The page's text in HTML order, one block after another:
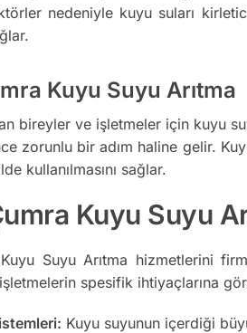
nedeniyle kuyu suları
Kuyu Suyu Arıtma
bireyler ve işletmeler için kuyu
zorunlu bir adım haline gelir.
kullanılmasını sağlar.
Kuyu Suyu
Suyu Arıtma hizmetlerini
spesifik ihtiyaçlarına
Kuyu suyunun içerdiği